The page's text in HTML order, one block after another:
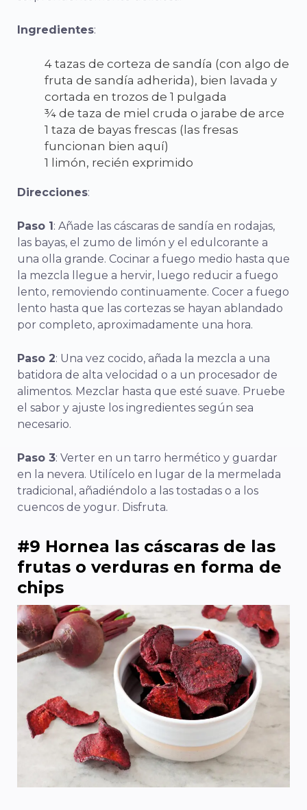
Ingredientes:
4 tazas de corteza de sandía (con algo de
fruta de sandía adherida), bien lavada y
cortada en trozos de 1 pulgada
¾ de taza de miel cruda o jarabe de arce
1 taza de bayas frescas (las fresas
funcionan bien aquí)
1 limón, recién exprimido
Direcciones:
Paso 1 : Añade las cáscaras de sandía en rodajas,
las bayas, el zumo de limón y el edulcorante a
una olla grande. Cocinar a fuego medio hasta que
la mezcla llegue a hervir, luego reducir a fuego
lento, removiendo continuamente. Cocer a fuego
lento hasta que las cortezas se hayan ablandado
por completo, aproximadamente una hora.
Paso 2: Una vez cocido, añada la mezcla a una
batidora de alta velocidad o a un procesador de
alimentos. Mezclar hasta que esté suave. Pruebe
el sabor y ajuste los ingredientes según sea
necesario.
Paso 3: Verter en un tarro hermético y guardar
en la nevera. Utilícelo en lugar de la mermelada
tradicional, añadiéndolo a las tostadas o a los
cuencos de yogur. Disfruta.
#9 Hornea las cáscaras de las
frutas o verduras en forma de
chips